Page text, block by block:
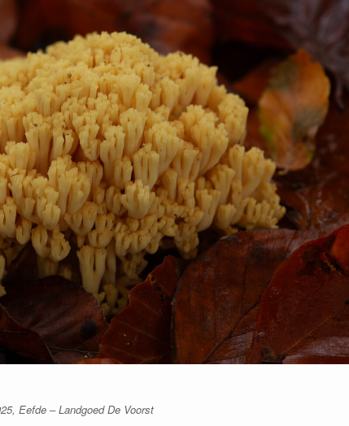
Eefde – Landgoed De Voorst